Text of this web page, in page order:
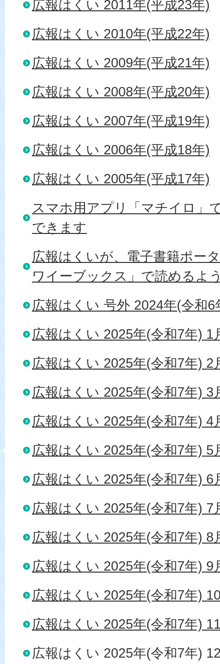
広報はくい 2011年(平成23年)
広報はくい 2010年(平成22年)
広報はくい 2009年(平成21年)
広報はくい 2008年(平成20年)
広報はくい 2007年(平成19年)
広報はくい 2006年(平成18年)
広報はくい 2005年(平成17年)
スマホ用アプリ「マチイロ」
できます
広報はくいが、電子書籍ポー
ワイーブックス」で読めるよ
広報はくい 号外 2024年(令和6
広報はくい 2025年(令和7年) 1
広報はくい 2025年(令和7年) 2
広報はくい 2025年(令和7年) 3
広報はくい 2025年(令和7年) 4
広報はくい 2025年(令和7年) 5
広報はくい 2025年(令和7年) 6
広報はくい 2025年(令和7年) 7
広報はくい 2025年(令和7年) 8
広報はくい 2025年(令和7年) 9
広報はくい 2025年(令和7年)
広報はくい 2025年(令和7年)
広報はくい 2025年(令和7年)